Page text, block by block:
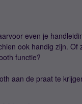
even je
ook handig zijn. Of
functie?
aan de praat te